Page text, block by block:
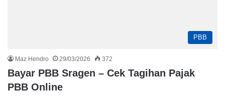
PBB
Maz Hendro 29/03/2026 372
Bayar PBB Sragen – Cek Tagihan Pajak
PBB Online